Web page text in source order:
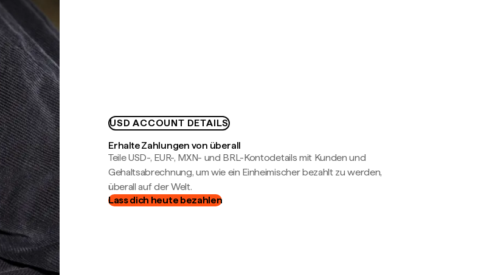
USD ACCOUNT DETAILS
Erhalte Zahlungen von überall
Teile USD-, EUR-, MXN- und BRL-Kontodetails mit Kunden und
Gehaltsabrechnung, um wie ein Einheimischer bezahlt zu werden,
überall auf der Welt.
Lass dich heute bezahlen